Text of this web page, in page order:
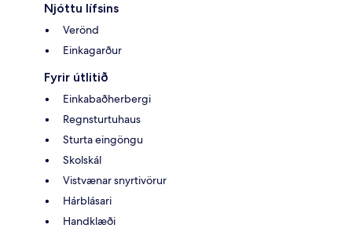
Njóttu lífsins
Verönd
Einkagarður
Fyrir útlitið
Einkabaðherbergi
Regnsturtuhaus
Sturta eingöngu
Skolskál
Vistvænar snyrtivörur
Hárblásari
Handklæði